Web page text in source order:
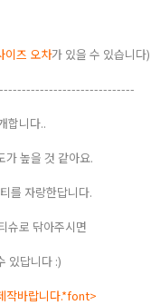
이즈 오차가 있을 수 있습니다)
합니다..
가 높을 것 같아요.
를 자랑한답니다.
슈로 닦아주시면
있답니다 :)
작바랍니다.*font>